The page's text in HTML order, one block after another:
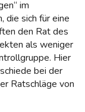
im
die sich für eine
den Rat des
als weniger
Hier
bei der
Ratschläge von